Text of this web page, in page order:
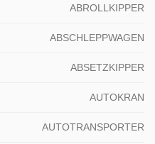
ABROLLKIPPER
ABSCHLEPPWAGEN
ABSETZKIPPER
AUTOKRAN
AUTOTRANSPORTER